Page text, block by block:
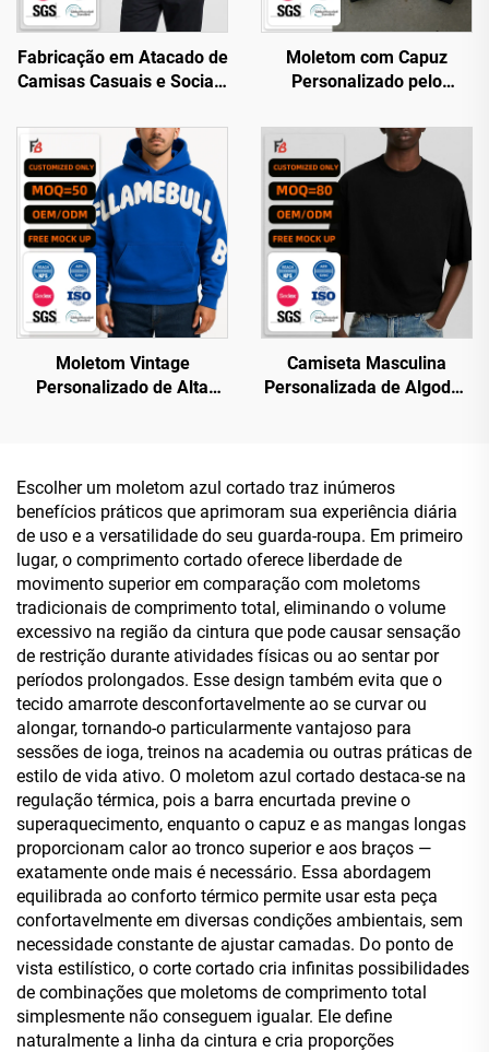
Fabricação em Atacado de
Camisas Casuais e Sociais
Homens, Personalizáveis
por Designers
Moletom com Capuz
Personalizado pelo
Streetwear, Corte Amplo e
Caixa, com Emblemas
Aplicados e Bordado, com
Moletom Vintage
Personalizado de Alta
Streetwear, com Bordado
em Patch e Patchwork
Camiseta Masculina
Personalizada de Algodão
Escolher um moletom azul cortado traz inúmeros
benefícios práticos que aprimoram sua experiência diária
de uso e a versatilidade do seu guarda-roupa. Em primeiro
lugar, o comprimento cortado oferece liberdade de
movimento superior em comparação com moletoms
tradicionais de comprimento total, eliminando o volume
excessivo na região da cintura que pode causar sensação
de restrição durante atividades físicas ou ao sentar por
períodos prolongados. Esse design também evita que o
tecido amarrote desconfortavelmente ao se curvar ou
alongar, tornando-o particularmente vantajoso para
sessões de ioga, treinos na academia ou outras práticas de
estilo de vida ativo. O moletom azul cortado destaca-se na
regulação térmica, pois a barra encurtada previne o
superaquecimento, enquanto o capuz e as mangas longas
proporcionam calor ao tronco superior e aos braços —
exatamente onde mais é necessário. Essa abordagem
equilibrada ao conforto térmico permite usar esta peça
confortavelmente em diversas condições ambientais, sem
necessidade constante de ajustar camadas. Do ponto de
vista estilístico, o corte cortado cria infinitas possibilidades
de combinações que moletoms de comprimento total
simplesmente não conseguem igualar. Ele define
naturalmente a linha da cintura e cria proporções